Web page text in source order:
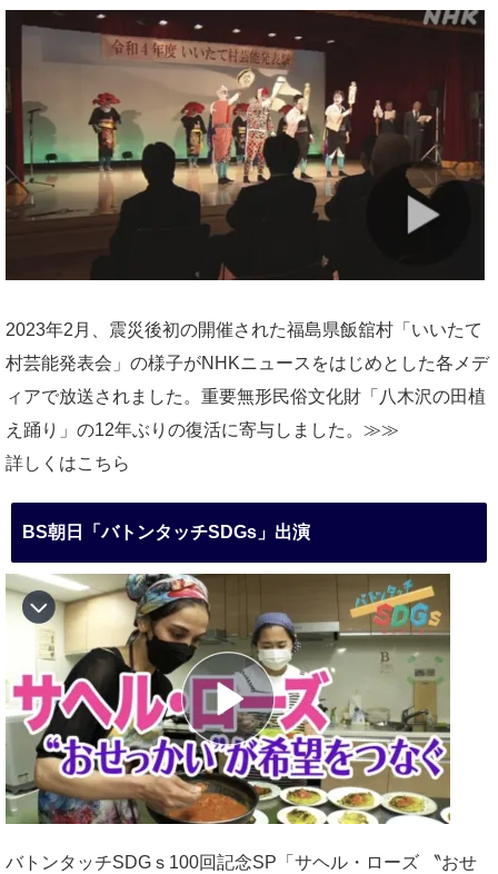
2023年2月、震災後初の開催された福島県飯舘村「いいたて
村芸能発表会」の様子がNHKニュースをはじめとした各メデ
ィアで放送されました。重要無形民俗文化財「八木沢の田植
え踊り」の12年ぶりの復活に寄与しました。≫≫
詳しくはこちら
BS朝日「バトンタッチSDGs」出演
バトンタッチSDGｓ100回記念SP「サヘル・ローズ 〝おせ